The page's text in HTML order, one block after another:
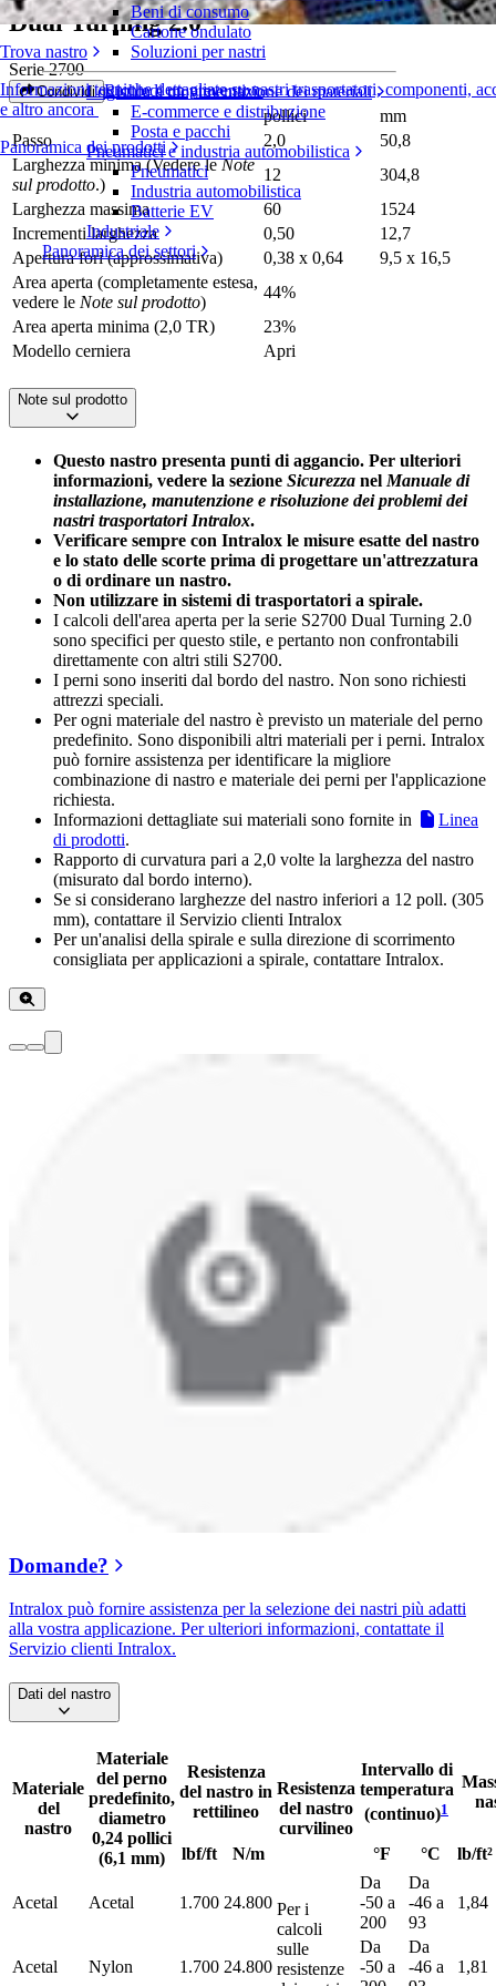
Trova nastro
Informazioni tecniche dettagliate su nastri trasportatori, componenti,
e altro ancora
Panoramica dei prodotti
Beni di consumo
Cartone ondulato
Soluzioni per nastri
Logistica e movimentazione dei materiali
E-commerce e distribuzione
Posta e pacchi
Pneumatici e industria automobilistica
Pneumatici
Industria automobilistica
Batterie EV
Industriale
Panoramica dei settori
Dual Turning 2.0
Serie 2700
Condividi Richiedi un preventivo
pollici
mm
Passo
2,0
50,8
Larghezza minima (Vedere leNote
sul prodotto.)
12
304,8
Larghezza massima
60
1524
Incrementi larghezza
0,50
12,7
Apertura fori (approssimativa)
0,38 x 0,64
9,5 x 16,5
Area aperta (completamente estesa,
vedere le Note sul prodotto)
44%
Area aperta minima (2,0 TR)
23%
Modello cerniera
Apri
Note sul prodotto
Questo nastro presenta punti di aggancio. Per ulteriori
informazioni, vedere la sezione Sicurezza nel Manuale di
installazione, manutenzione e risoluzione dei problemi dei
nastri trasportatori Intralox.
Verificare sempre con Intralox le misure esatte del nastro
e lo stato delle scorte prima di progettare un'attrezzatura
o di ordinare un nastro.
Non utilizzare in sistemi di trasportatori a spirale.
I calcoli dell'area aperta per la serie S2700 Dual Turning 2.0
sono specifici per questo stile, e pertanto non confrontabili
direttamente con altri stili S2700.
I perni sono inseriti dal bordo del nastro. Non sono richiesti
attrezzi speciali.
Per ogni materiale del nastro è previsto un materiale del perno
predefinito. Sono disponibili altri materiali per i perni. Intralox
può fornire assistenza per identificare la migliore
combinazione di nastro e materiale dei perni per l'applicazione
richiesta.
Informazioni dettagliate sui materiali sono fornite in
Linea
di prodotti.
Rapporto di curvatura pari a 2,0 volte la larghezza del nastro
(misurato dal bordo interno).
Se si considerano larghezze del nastro inferiori a 12 poll. (305
mm), contattare il Servizio clienti Intralox
Per un'analisi della spirale e sulla direzione di scorrimento
consigliata per applicazioni a spirale, contattare Intralox.
Domande?
Intralox può fornire assistenza per la selezione dei nastri più adatti
alla vostra applicazione. Per ulteriori informazioni, contattate il
Servizio clienti Intralox.
Dati del nastro
Materiale
del
nastro
Materiale
del perno
predefinito,
diametro
0,24 pollici
(6,1 mm)
Resistenza
del nastro in
rettilineo
Resistenza
del nastro
curvilineo
Intervallo di
temperatura
(continuo)1
lbf/ft N/m °F °C lb/ft²
Acetal Acetal 1.700 24.800 Per i
calcoli
sulle
resistenze
Da
-50 a
200
Da
-46 a
93
1,84
Acetal Nylon 1.700 24.800
Da
-50 a
Da
-46 a
1,81